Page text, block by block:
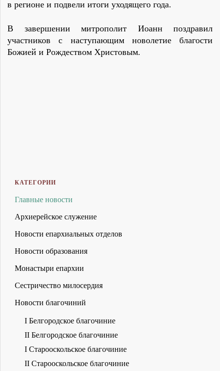
в регионе и подвели итоги уходящего года.
В завершении митрополит Иоанн поздравил
участников с наступающим новолетие благости
Божией и Рождеством Христовым.
КАТЕГОРИИ
Главные новости
Архиерейское служение
Новости епархиальных отделов
Новости образования
Монастыри епархии
Сестричество милосердия
Новости благочиний
I Белгородское благочиние
II Белгородское благочиние
I Старооскольское благочиние
II Старооскольское благочиние